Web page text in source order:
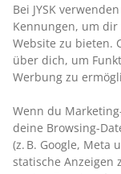
Bei JYSK
Kennungen, um
Website zu bieten.
über dich, um
Werbung zu
Wenn du
deine Browsing-
(z. B. Google, Meta
statische Anzeigen